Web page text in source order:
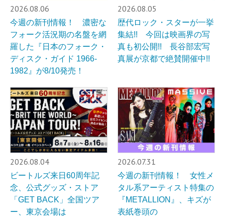
2026.08.06
今週の新刊情報！ 濃密な
フォーク活況期の名盤を網
羅した『日本のフォーク・
ディスク・ガイド 1966-
1982』が8/10発売！
2026.08.05
歴代ロック・スターが一挙
集結!! 今回は映画界の写
真も初公開!! 長谷部宏写
真展が京都で絶賛開催中!!
2026.08.04
ビートルズ来日60周年記
念、公式グッズ・ストア
「GET BACK」全国ツア
ー、東京会場は
2026.07.31
今週の新刊情報！ 女性メ
タル系アーティスト特集の
『METALLION』、キズが
表紙巻頭の